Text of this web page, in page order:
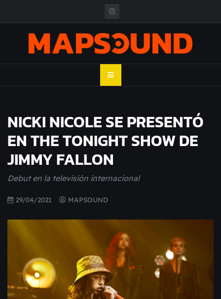
MAPSOUND
NICKI NICOLE SE PRESENTÓ
EN THE TONIGHT SHOW DE
JIMMY FALLON
Debut en la televisión internacional
29/04/2021 MAPSOUND